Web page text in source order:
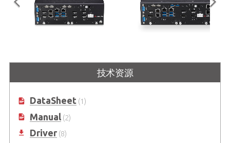
嵌入式系统，支持 MXM 显示模块和
LGA1151 第 8/9 代 Intel ® Core ™
嵌入式系统，支持 MXM 显卡模块以
及 LGA1151 封装的第 8/9 代 Intel®
Core™ i7/i5/ i3 处理器
技术资源
DataSheet(1)
Manual(2)
Driver(8)